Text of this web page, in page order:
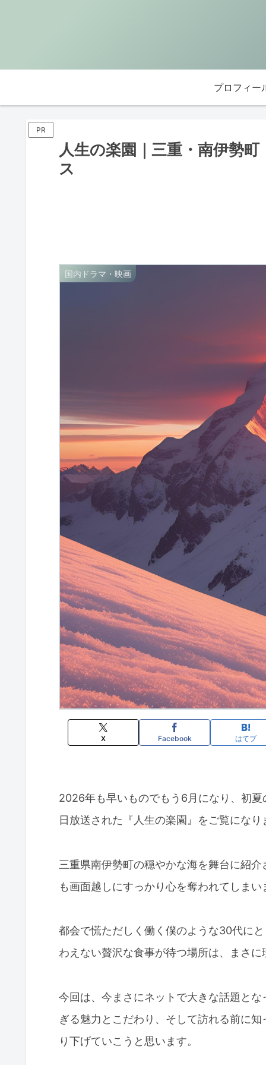
プロフィー
PR
人生の楽園｜三重・南伊勢
ス
国内ドラマ・映画
X Facebook はてブ
2026年も早いものでもう6月になり、初
日放送された『人生の楽園』をご覧になり
三重県南伊勢町の穏やかな海を舞台に紹
も画面越しにすっかり心を奪われてしまい
都会で慌ただしく働く僕のような30代に
わえない贅沢な食事が待つ場所は、まさ
今回は、今まさにネットで大きな話題と
ぎる魅力とこだわり、そして訪れる前に
り下げていこうと思います。